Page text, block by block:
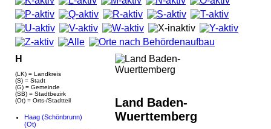
H
(LK) = Landkreis
(S) = Stadt
(G) = Gemeinde
(SB) = Stadtbezirk
(Ot) = Orts-/Stadtteil
Haag (Schönbrunn)
(Ot)
Land Baden-
Wuerttemberg